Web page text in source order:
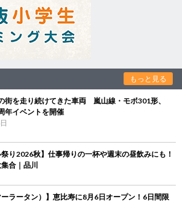
もっと見る
街を走り続けてきた車両 嵐山線・モボ301形、
年イベントを開催
り2026秋】仕事帰りの一杯や週末の昼飲みにも！
合｜品川
ラータン）】恵比寿に8月6日オープン！6日間限